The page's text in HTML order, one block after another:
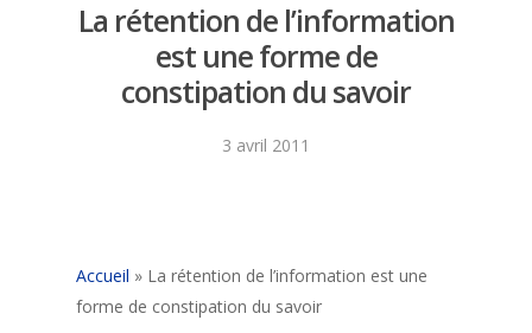
La rétention de l’information
est une forme de
constipation du savoir
3 avril 2011
Accueil » La rétention de l’information est une
forme de constipation du savoir